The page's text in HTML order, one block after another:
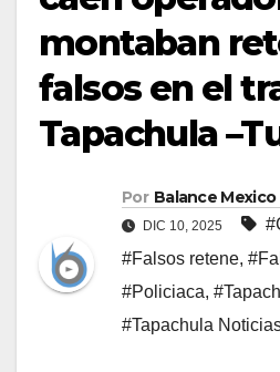
montaban
falsos en el
Tapachula
Por Balance Mexico
DIC 10, 2025
#Falsos retene,
#Policiaca,
#Tapachula